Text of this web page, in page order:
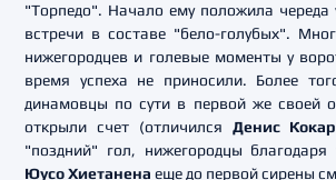
"Торпедо". Начало ему положила череда
встречи в составе "бело-голубых".
нижегородцев и голевые моменты у
время успеха не приносили. Более
динамовцы по сути в первой же своей
открыли счет (отличился Денис
"поздний" гол, нижегородцы благодаря
Юусо Хиетанена еще до первой сирены